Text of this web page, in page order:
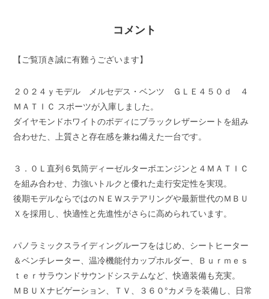
コメント
【ご覧頂き誠に有難うございます】
２０２４ｙモデル メルセデス・ベンツ ＧＬＥ４５０ｄ ４
ＭＡＴＩＣ スポーツが入庫しました。
ダイヤモンドホワイトのボディにブラックレザーシートを組み
合わせた、上質さと存在感を兼ね備えた一台です。
３．０Ｌ直列６気筒ディーゼルターボエンジンと４ＭＡＴＩＣ
を組み合わせ、力強いトルクと優れた走行安定性を実現。
後期モデルならではのＮＥＷステアリングや最新世代のＭＢＵ
Ｘを採用し、快適性と先進性がさらに高められています。
パノラミックスライディングルーフをはじめ、シートヒーター
＆ベンチレーター、温冷機能付カップホルダー、Ｂｕｒｍｅｓ
ｔｅｒサラウンドサウンドシステムなど、快適装備も充実。
ＭＢＵＸナビゲーション、ＴＶ、３６０°カメラを装備し、日常